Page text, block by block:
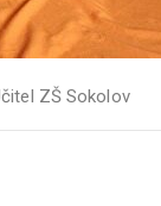
ZŠ Sokolov